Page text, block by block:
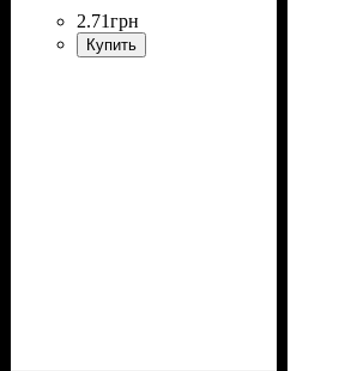
2.71грн
Купить